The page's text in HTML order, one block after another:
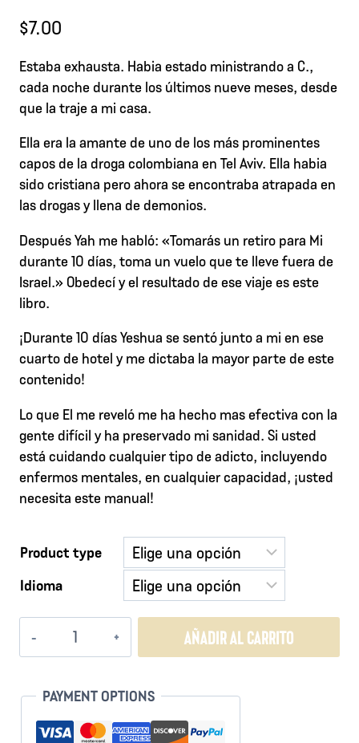
$7.00
Estaba exhausta. Habia estado ministrando a C.,
cada noche durante los últimos nueve meses, desde
que la traje a mi casa.
Ella era la amante de uno de los más prominentes
capos de la droga colombiana en Tel Aviv. Ella habia
sido cristiana pero ahora se encontraba atrapada en
las drogas y llena de demonios.
Después Yah me habló: «Tomarás un retiro para Mi
durante 10 días, toma un vuelo que te lleve fuera de
Israel.» Obedecí y el resultado de ese viaje es este
libro.
¡Durante 10 días Yeshua se sentó junto a mi en ese
cuarto de hotel y me dictaba la mayor parte de este
contenido!
Lo que El me reveló me ha hecho mas efectiva con la
gente difícil y ha preservado mi sanidad. Si usted
está cuidando cualquier tipo de adicto, incluyendo
enfermos mentales, en cualquier capacidad, ¡usted
necesita este manual!
Product type
Idioma
Volviéndose
YHVH
AÑADIR AL CARRITO
PAYMENT OPTIONS